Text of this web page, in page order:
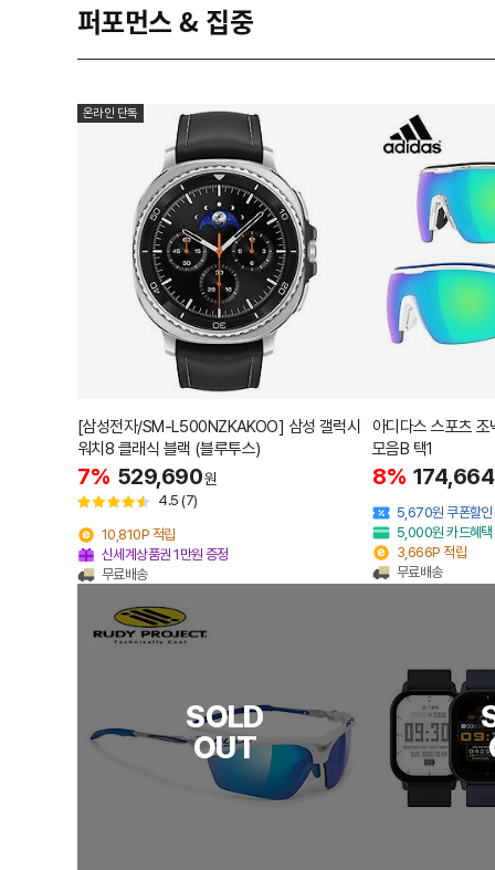
퍼포먼스 & 집중
온라인 단독
[삼성전자/SM-L500NZKAKOO] 삼성 갤럭시
워치8 클래식 블랙 (블루투스)
7% 529,690원
4.5 (7)
10,810P 적립
신세계상품권 1만원 증정
무료배송
아디다스 스포츠
모음B 택1
8% 174,664
5,670원 쿠폰할인
5,000원 카드혜택
3,666P 적립
무료배송
SOLD
OUT